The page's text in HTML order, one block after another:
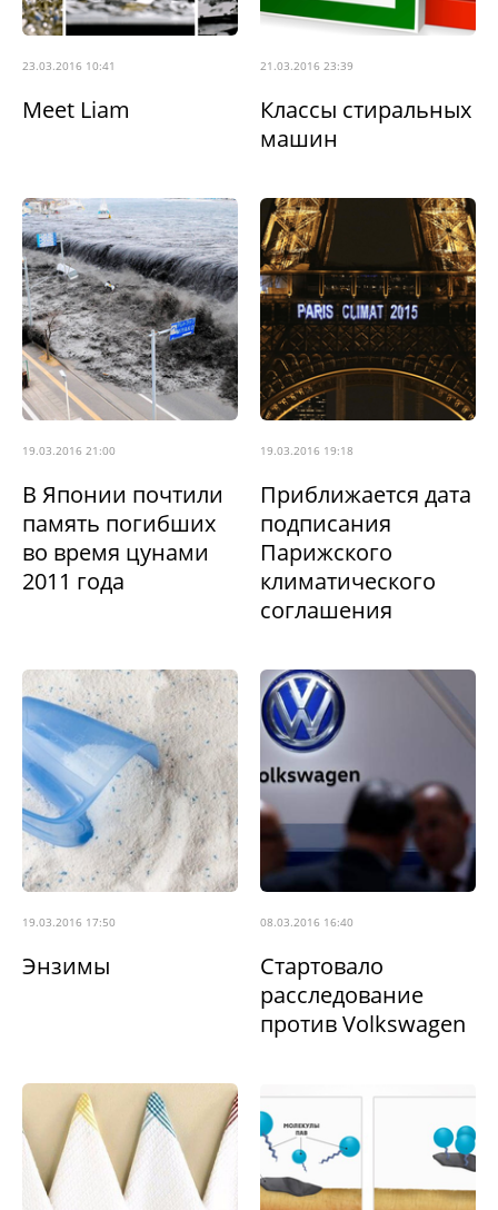
23.03.2016 10:41
Meet Liam
21.03.2016 23:39
Классы стиральных
машин
19.03.2016 21:00
В Японии почтили
память погибших
во время цунами
2011 года
19.03.2016 19:18
Приближается дата
подписания
Парижского
климатического
соглашения
19.03.2016 17:50
Энзимы
08.03.2016 16:40
Стартовало
расследование
против Volkswagen